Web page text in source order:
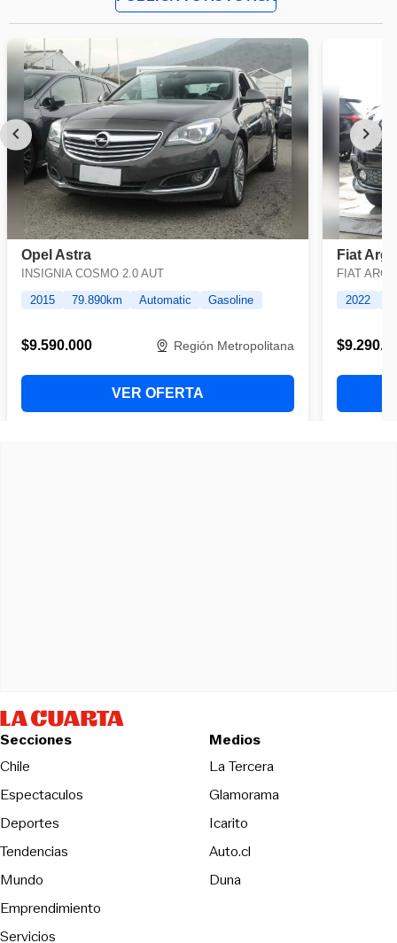
Secciones
Chile
Espectaculos
Deportes
Tendencias
Mundo
Emprendimiento
Servicios
Medios
La TerceraOpens in new
Glamorama
Icarito
Auto.cl
DunaOpens in new window